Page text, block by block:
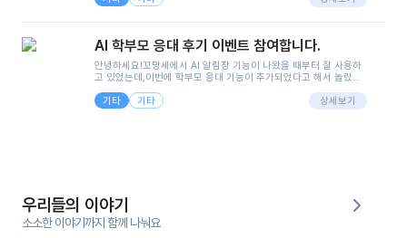
피티나 제미나이는 몇세이고 여자인지 남자인지 등그래도 좀 기본
정보를 제공하면서 물어봐야할 때가 있어그때마다 정보를 입력하는
으셔서 고민이 됐는데ai 학부모 응대를 써볼 수 있어서 좋았어요!앞
면..)그리고 제가 신입 때 이게 있었더라면 ㅜㅜㅜㅜ?응대 팁이 정말
좋은거 같아요지금은 그래도 아이들이 잘 이해 되지만초임 때는 정
말 어려워서 항상다른 선생님들께 도움을 요청했었거든요..ㅠ*일지
쓸 때도 좀 도움이 되는 거 같아요!
AI 학부모 응대 후기 이벤트 참여합니다.
안녕하세요!꼬망세에서 AI 알림장 기능이 나왔을 때부터 잘 사용하
고 있었는데,이번에 학부모 응대 기능이 추가되었다고 해서 놀랐습
님 응대에 더 많은 부담을 느끼고 있습니다 ㅠㅠ이번에 제가 원에서
겪은 일과 학부모님께 전달드렸던 내용을 함께 보시고,저와 비슷한
을 많이 하는데,꼬망봇 덕분에 고민하는 시간을 줄이고 학부모님을
안심시킬 수 있었습니다.이 부분은 꼬망봇이 추가로 알려준 응대 tip
입니다.학부모님께 전화를 드리기 전에, 내용을 숙지하여 좀 더 전문
성 있는 교사가 되어 대화를 나눌 수 있었습니다.꼬망세 AI학부모 응
기타 기타 상세보기
우리들의 이야기
소소한 이야기까지 함께 나눠요